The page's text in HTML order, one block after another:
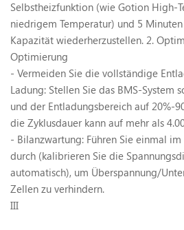
Selbstheizfunktion (wie Gotion High-
niedrigem Temperatur) und 5
Kapazität wiederherzustellen. 2.
Optimierung
- Vermeiden Sie die vollständige
Ladung: Stellen Sie das BMS-System
und der Entladungsbereich auf 20%-
die Zyklusdauer kann auf mehr als
- Bilanzwartung: Führen Sie einmal
durch (kalibrieren Sie die
automatisch), um Überspannung/
Zellen zu verhindern.
III